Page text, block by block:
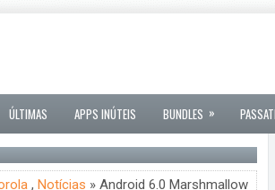
ÚLTIMAS APPS INÚTEIS BUNDLES »
, Notícias » Android 6.0 Marshmallow